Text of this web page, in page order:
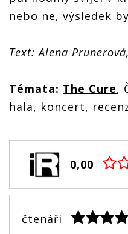
nebo ne, výsledek
Text: Alena
Témata: The Cure,
hala, koncert,
0,00
čtenáři